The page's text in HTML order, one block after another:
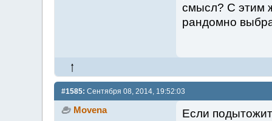
смысл? С этим
рандомно
#1585: Сентября 08, 2014, 19:52:03
Movena Если